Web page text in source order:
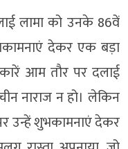
लामा को उनके 86वें
देकर एक बड़ा
आम तौर पर दलाई
नाराज न हो। लेकिन
उन्हें शुभकामनाएं देकर